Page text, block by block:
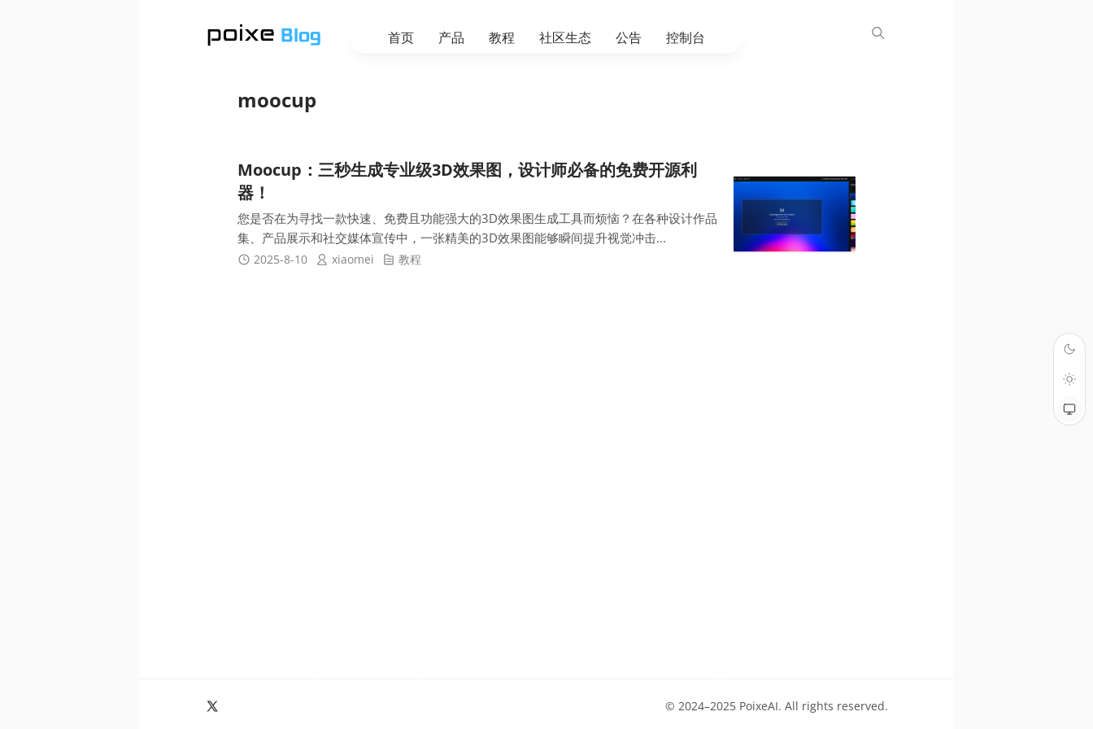
首页 产品 教程 社区生态 公告 控制台
moocup
Moocup：三秒生成专业级3D效果图，设计师必备的免费开源利
器！
您是否在为寻找一款快速、免费且功能强大的3D效果图生成工具而烦恼？在各种设计作品
集、产品展示和社交媒体宣传中，一张精美的3D效果图能够瞬间提升视觉冲击...
2025-8-10 xiaomei 教程
© 2024–2025 PoixeAI. All rights reserved.